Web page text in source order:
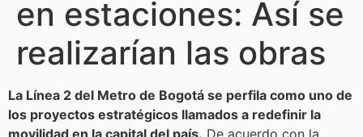
en estaciones: Así se
realizarían las obras
La Línea 2 del Metro de Bogotá se perfila como uno de
los proyectos estratégicos llamados a redefinir la
movilidad en la capital del país. De acuerdo con la